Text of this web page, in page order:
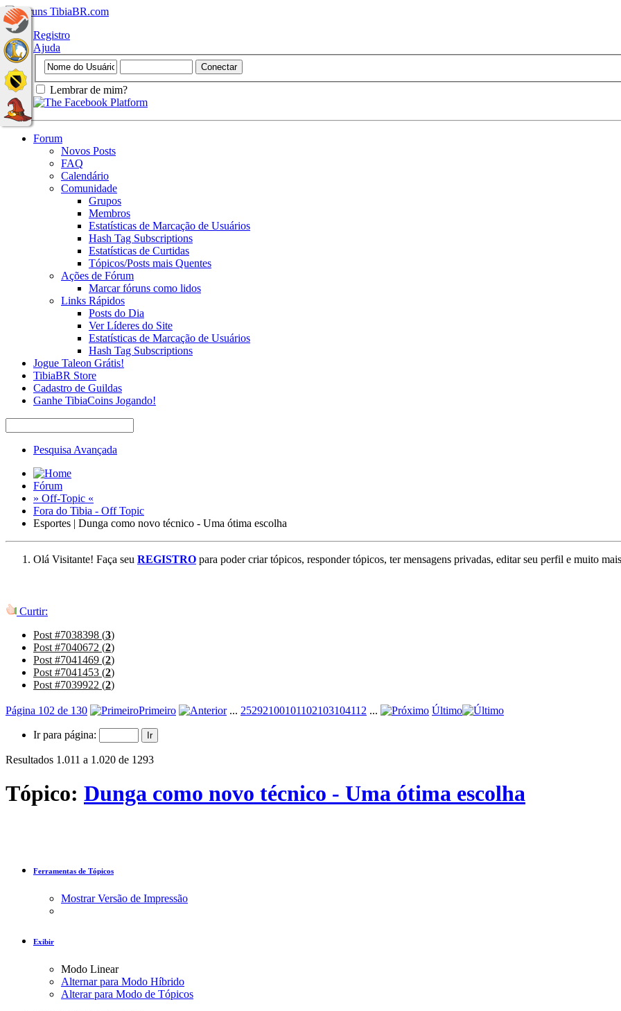
Registro
Ajuda
Lembrar de mim?
Forum
Novos Posts
FAQ
Calendário
Comunidade
Grupos
Membros
Estatísticas de Marcação de Usuários
Hash Tag Subscriptions
Estatísticas de Curtidas
Tópicos/Posts mais Quentes
Ações de Fórum
Marcar fóruns como lidos
Links Rápidos
Posts do Dia
Ver Líderes do Site
Estatísticas de Marcação de Usuários
Hash Tag Subscriptions
Jogue Taleon Grátis!
TibiaBR Store
Cadastro de Guildas
Ganhe TibiaCoins Jogando!
Pesquisa Avançada
Fórum
» Off-Topic «
Fora do Tibia - Off Topic
Esportes | Dunga como novo técnico - Uma ótima escolha
Olá Visitante! Faça seu REGISTRO para poder criar tópicos, responder tópicos, ter mensagens privadas, editar seu perfil e muito
Curtir:
Post #7038398 (3)
Post #7040672 (2)
Post #7041469 (2)
Post #7041453 (2)
Post #7039922 (2)
Página 102 de 130 Primeiro ... 25292100101102103104112 ... Último
Ir para página:
Resultados 1.011 a 1.020 de 1293
Tópico: Dunga como novo técnico - Uma ótima escolha
Ferramentas de Tópicos
Mostrar Versão de Impressão
Exibir
Modo Linear
Alternar para Modo Híbrido
Alterar para Modo de Tópicos